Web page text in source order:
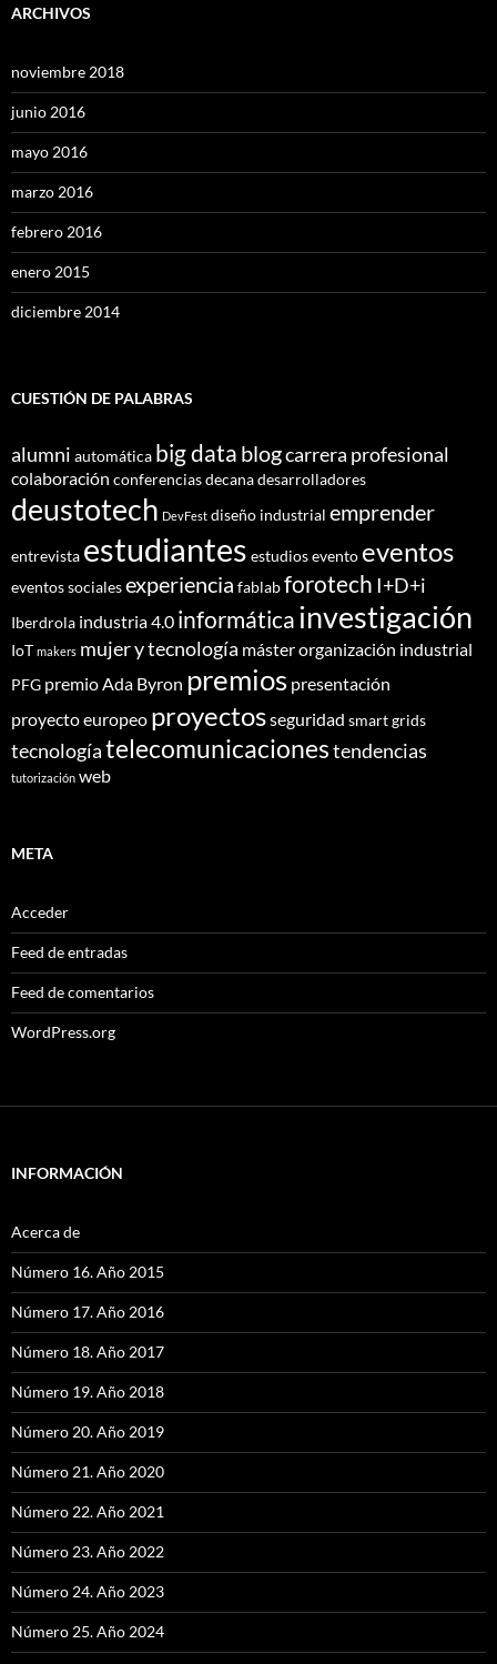
ARCHIVOS
noviembre 2018
junio 2016
mayo 2016
marzo 2016
febrero 2016
enero 2015
diciembre 2014
CUESTIÓN DE PALABRAS
alumni automática big data blogcarrera profesional
colaboración conferenciasdecanadesarrolladores
deustotech DevFest diseño industrial emprender
entrevista estudiantes estudiosevento eventos
eventos socialesexperiencia fablabforotech I+D+i
Iberdrola industria 4.0 informática investigación
IoT makers mujer y tecnología másterorganización industrial
PFG premio Ada Byron premios presentación
proyecto europeo proyectosseguridad smart grids
tecnologíatelecomunicacionestendencias
tutorización web
META
Acceder
Feed de entradas
Feed de comentarios
WordPress.org
INFORMACIÓN
Acerca de
Número 16. Año 2015
Número 17. Año 2016
Número 18. Año 2017
Número 19. Año 2018
Número 20. Año 2019
Número 21. Año 2020
Número 22. Año 2021
Número 23. Año 2022
Número 24. Año 2023
Número 25. Año 2024